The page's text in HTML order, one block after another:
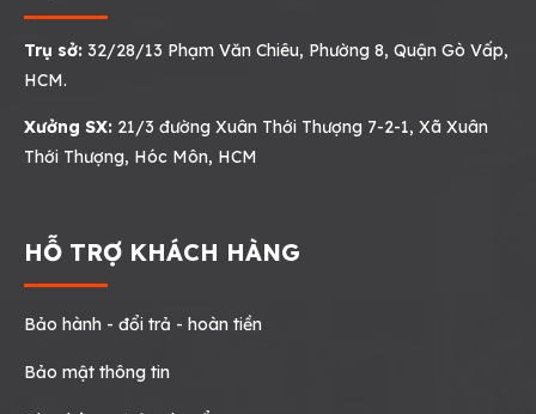
Trụ sở: 32/28/13 Phạm Văn Chiêu, Phường 8, Quận Gò Vấp,
HCM.
Xưởng SX: 21/3 đường Xuân Thới Thượng 7-2-1, Xã Xuân
Thới Thượng, Hóc Môn, HCM
HỖ TRỢ KHÁCH HÀNG
Bảo hành - đổi trả - hoàn tiền
Bảo mật thông tin